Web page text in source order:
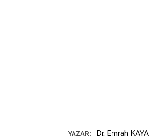
YAZAR: Dr. Emrah KAYA